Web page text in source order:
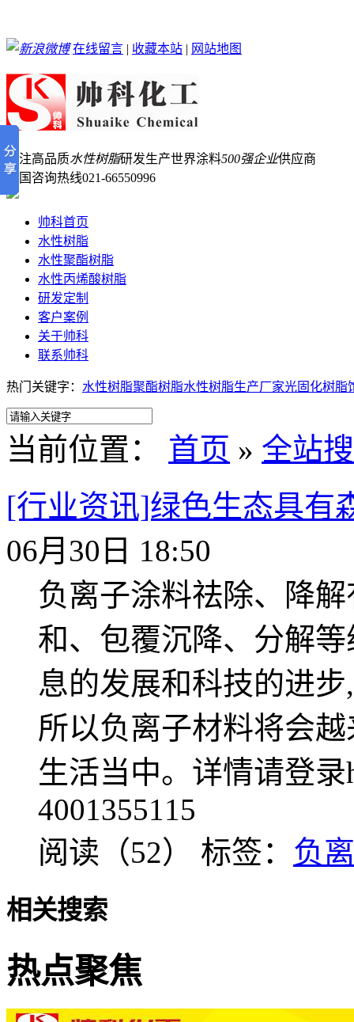
在线留言 | 收藏本站 | 网站地图
专注高品质水性树脂研发生产世界涂料500强企业供应商
全国咨询热线021-66550996
帅科首页
水性树脂
水性聚酯树脂
水性丙烯酸树脂
研发定制
客户案例
关于帅科
联系帅科
热门关键字： 水性树脂聚酯树脂水性树脂生产厂家光固化树脂
当前位置： 首页 » 全站
[行业资讯]绿色生态具有
06月30日 18:50
负离子涂料祛除、降
和、包覆沉降、分解
息的发展和科技的进
所以负离子材料将会
生活当中。详情请登录
4001355115
阅读（52） 标签： 负
相关搜索
热点聚焦